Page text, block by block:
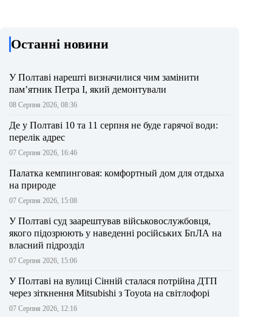
Останні новини
У Полтаві нарешті визначилися чим замінити
пам’ятник Петра І, який демонтували
08 Серпня 2026, 08:36
Де у Полтаві 10 та 11 серпня не буде гарячої води:
перелік адрес
07 Серпня 2026, 16:46
Палатка кемпинговая: комфортный дом для отдыха
на природе
07 Серпня 2026, 15:08
У Полтаві суд заарештував військовослужбовця,
якого підозрюють у наведенні російських БпЛА на
власний підрозділ
07 Серпня 2026, 15:06
У Полтаві на вулиці Сінній сталася потрійна ДТП
через зіткнення Mitsubishi з Toyota на світлофорі
07 Серпня 2026, 12:16